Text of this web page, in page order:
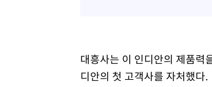
대흥사는 이 인디안의 제품력
디안의 첫 고객사를 자처했다.